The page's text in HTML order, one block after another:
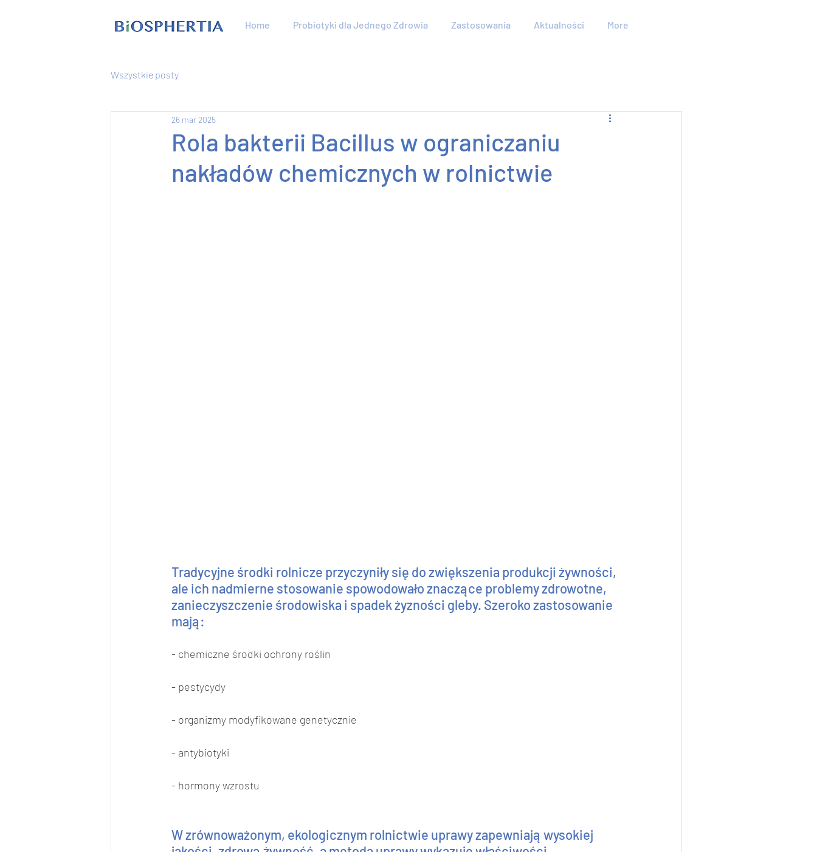
Home Probiotyki dla Jednego Zdrowia Zastosowania Aktualności More
Wszystkie posty
Rola bakterii Bacillus w ograniczaniu
nakładów chemicznych w rolnictwie
26 mar 2025
Tradycyjne środki rolnicze przyczyniły się do zwiększenia produkcji żywności,
ale ich nadmierne stosowanie spowodowało znaczące problemy zdrowotne,
zanieczyszczenie środowiska i spadek żyzności gleby. Szeroko zastosowanie
mają:
- chemiczne środki ochrony roślin
- pestycydy
- organizmy modyfikowane genetycznie
- antybiotyki
- hormony wzrostu
W zrównoważonym, ekologicznym rolnictwie uprawy zapewniają wysokiej